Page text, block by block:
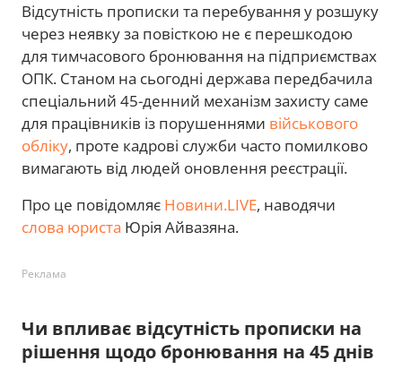
Відсутність прописки та перебування у розшуку
через неявку за повісткою не є перешкодою
для тимчасового бронювання на підприємствах
ОПК. Станом на сьогодні держава передбачила
спеціальний 45-денний механізм захисту саме
для працівників із порушеннями військового
обліку, проте кадрові служби часто помилково
вимагають від людей оновлення реєстрації.
Про це повідомляє Новини.LIVE, наводячи
слова юриста Юрія Айвазяна.
Реклама
Чи впливає відсутність прописки на
рішення щодо бронювання на 45 днів